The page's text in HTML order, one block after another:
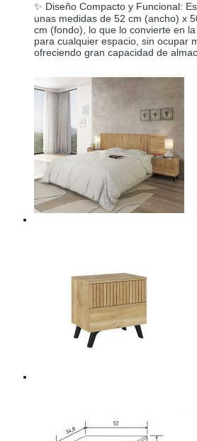
✨ Diseño Compacto y Funcional:
unas medidas de 52 cm (ancho) x
cm (fondo), lo que lo convierte en
para cualquier espacio, sin ocupar
ofreciendo gran capacidad de